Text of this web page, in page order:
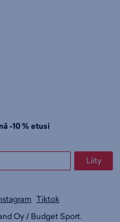
-10 % etusi
Liity
Tiktok
Oy / Budget Sport.